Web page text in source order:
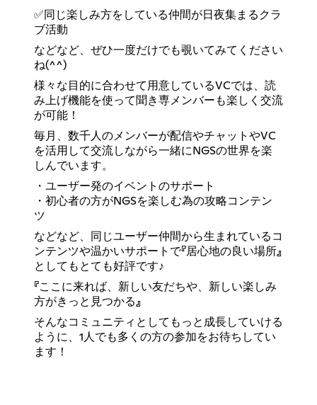
✅同じ楽しみ方をしている仲間が日夜集まるクラ
ブ活動
などなど、ぜひ一度だけでも覗いてみてください
ね(^^)
様々な目的に合わせて用意しているVCでは、読
み上げ機能を使って聞き専メンバーも楽しく交流
が可能！
毎月、数千人のメンバーが配信やチャットやVC
を活用して交流しながら一緒にNGSの世界を楽
しんでいます。
・ユーザー発のイベントのサポート
・初心者の方がNGSを楽しむ為の攻略コンテン
ツ
などなど、同じユーザー仲間から生まれているコ
ンテンツや温かいサポートで『居心地の良い場所』
としてもとても好評です♪
『ここに来れば、新しい友だちや、新しい楽しみ
方がきっと見つかる』
そんなコミュニティとしてもっと成長していける
ように、1人でも多くの方の参加をお待ちしてい
ます！